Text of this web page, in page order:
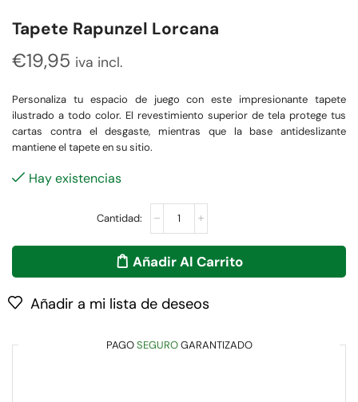
Tapete Rapunzel Lorcana
€19,95 iva incl.
Personaliza tu espacio de juego con este impresionante tapete
ilustrado a todo color. El revestimiento superior de tela protege tus
cartas contra el desgaste, mientras que la base antideslizante
mantiene el tapete en su sitio.
Hay existencias
Añadir Al Carrito
Añadir a mi lista de deseos
PAGOSEGUROGARANTIZADO